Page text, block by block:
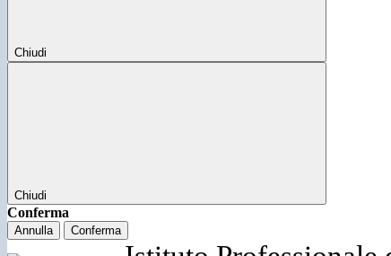
Chiudi
Chiudi
Conferma
Annulla Conferma